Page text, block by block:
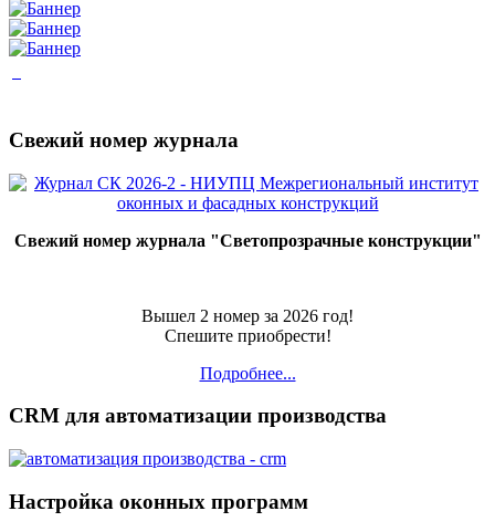
Свежий номер журнала
Свежий номер журнала "Светопрозрачные конструкции"
Вышел 2 номер за 2026 год!
Спешите приобрести!
Подробнее...
CRM для автоматизации производства
Настройка оконных программ